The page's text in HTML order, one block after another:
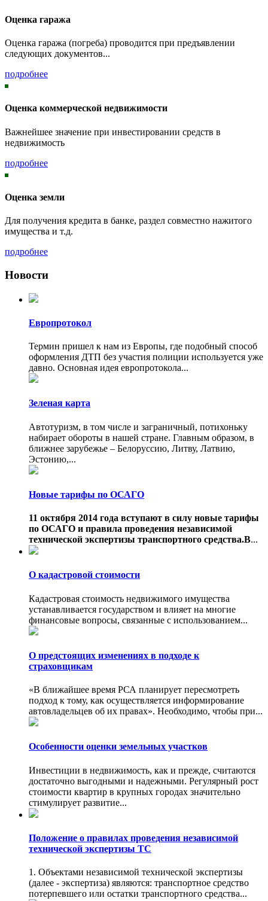
Оценка гаража
Оценка гаража (погреба) проводится при предъявлении
следующих документов...
подробнее
Оценка коммерческой недвижимости
Важнейшее значение при инвестировании средств в
недвижимость
подробнее
Оценка земли
Для получения кредита в банке, раздел совместно нажитого
имущества и т.д.
подробнее
Новости
Европротокол
Термин пришел к нам из Европы, где подобный способ
оформления ДТП без участия полиции используется уже
давно. Основная идея европротокола...
Зеленая карта
Автотуризм, в том числе и заграничный, потихоньку
набирает обороты в нашей стране. Главным образом, в
ближнее зарубежье – Белоруссию, Литву, Латвию,
Эстонию,...
Новые тарифы по ОСАГО
11 октября 2014 года вступают в силу новые тарифы
по ОСАГО и правила проведения независимой
технической экспертизы транспортного средства.В...
О кадастровой стоимости
Кадастровая стоимость недвижимого имущества
устанавливается государством и влияет на многие
финансовые вопросы, связанные с использованием...
О предстоящих изменениях в подходе к
страховщикам
«В ближайшее время РСА планирует пересмотреть
подход к тому, как осуществляется информирование
автовладельцев об их правах». Необходимо, чтобы при...
Особенности оценки земельных участков
Инвестиции в недвижимость, как и прежде, считаются
достаточно выгодными и надежными. Регулярный рост
стоимости квартир в крупных городах значительно
стимулирует развитие...
Положение о правилах проведения независимой
технической экспертизы ТС
1. Объектами независимой технической экспертизы
(далее - экспертиза) являются: транспортное средство
потерпевшего или остатки транспортного средства...